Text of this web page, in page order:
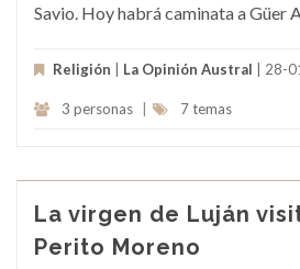
Savio. Hoy habrá caminata a Güer
Religión La Opinión Austral | 28-
3 personas 7 temas
La virgen de Luján
Perito Moreno